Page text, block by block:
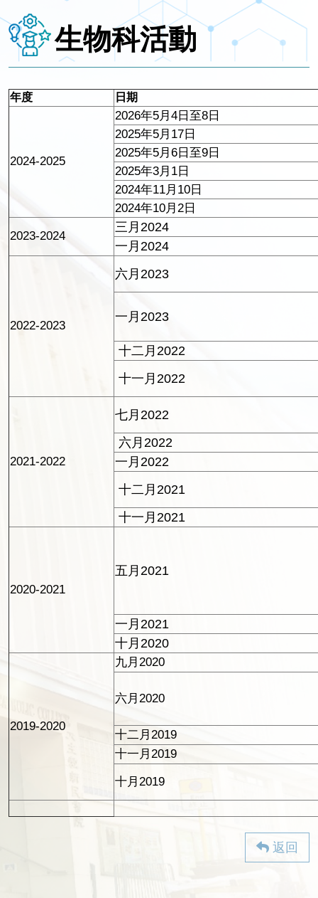
生物科活動
2024-2025
2026年5月4日至8日
2025年5月17日
2025年5月6日至9日
2025年3月1日
2024年11月10日
2024年10月2日
2023-2024
三月2024
一月2024
年度 日期
2022-2023
六月2023
一月2023
十二月2022
十一月2022
2021-2022
七月2022
六月2022
一月2022
十二月2021
十一月2021
2020-2021
五月2021
一月2021
十月2020
2019-2020
九月2020
六月2020
十二月2019
十一月2019
十月2019
返回